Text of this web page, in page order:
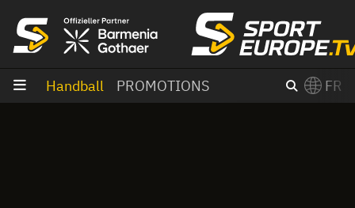
Handball PROMOTIONS FR